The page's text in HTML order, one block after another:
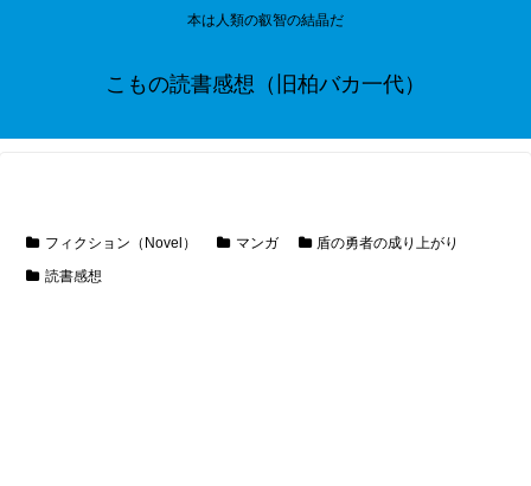
本は人類の叡智の結晶だ
こもの読書感想（旧柏バカ一代）
フィクション（Novel） マンガ
盾の勇者の成り上がり
読書感想